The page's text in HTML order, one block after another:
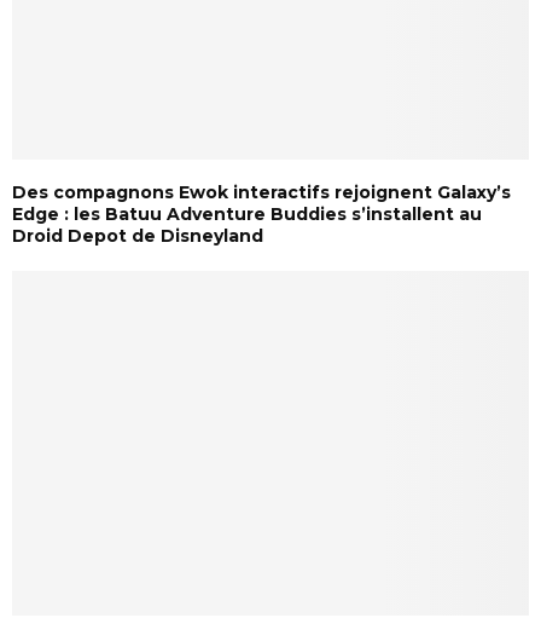
Des compagnons Ewok interactifs rejoignent Galaxy’s
Edge : les Batuu Adventure Buddies s’installent au
Droid Depot de Disneyland